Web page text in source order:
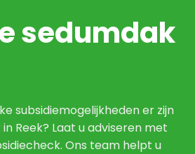
sedumdak
subsidiemogelijkheden er zijn
Reek? Laat u adviseren met
Ons team helpt u